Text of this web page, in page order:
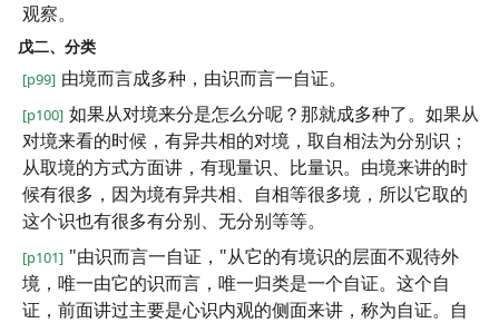
观察。
戊二、分类
[p99] 由境而言成多种，由识而言一自证。
[p100] 如果从对境来分是怎么分呢？那就成多种了。如果从
对境来看的时候，有异共相的对境，取自相法为分别识；
从取境的方式方面讲，有现量识、比量识。由境来讲的时
候有很多，因为境有异共相、自相等很多境，所以它取的
这个识也有很多有分别、无分别等等。
[p101] "由识而言一自证，"从它的有境识的层面不观待外
境，唯一由它的识而言，唯一归类是一个自证。这个自
证，前面讲过主要是心识内观的侧面来讲，称为自证。自